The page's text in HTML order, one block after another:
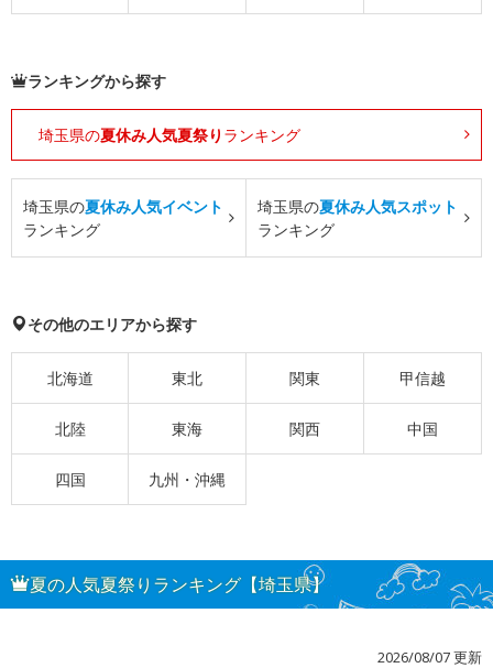
ランキングから探す
埼玉県の夏休み人気夏祭り ランキング
埼玉県の夏休み人気イベント
ランキング
埼玉県の夏休み人気スポット
ランキング
その他のエリアから探す
北海道 東北 関東 甲信越
北陸 東海 関西 中国
四国 九州・沖縄
夏の人気夏祭りランキング【埼玉県】
2026/08/07 更新